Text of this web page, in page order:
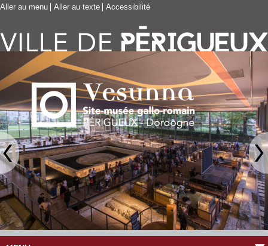
Aller au menu Aller au texte Accessibilité